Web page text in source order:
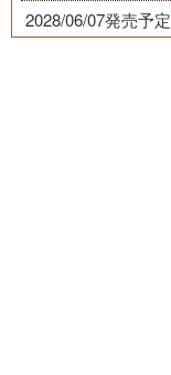
2028/06/07発売予定